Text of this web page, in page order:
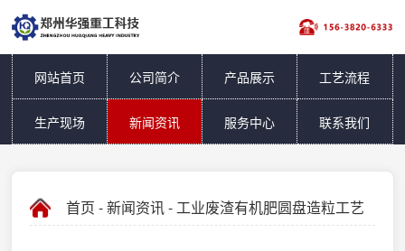
网站首页 公司简介 产品展示 工艺流程
生产现场 新闻资讯 服务中心 联系我们
首页 -新闻资讯- 工业废渣有机肥圆盘造粒工艺